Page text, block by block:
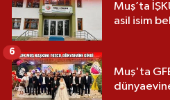
Muş’ta
asil isim
Muş'ta
6